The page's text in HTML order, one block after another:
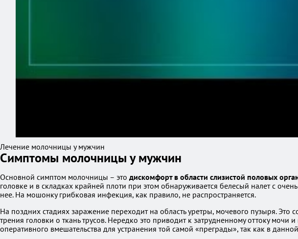
Лечение молочницы у мужчин
Симптомы молочницы у мужчин
Основной симптом молочницы – это дискомфорт в области слизистой половых
головке и в складках крайней плоти при этом обнаруживается белесый налет с
нее. На мошонку грибковая инфекция, как правило, не распространяется.
На поздних стадиях заражение переходит на область уретры, мочевого пузыря.
трения головки о ткань трусов. Нередко это приводит к затрудненному оттоку
оперативного вмешательства для устранения той самой «преграды», так как в